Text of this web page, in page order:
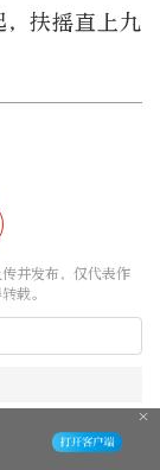
扶摇直上九
并发布，仅代表作
载。